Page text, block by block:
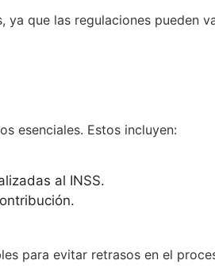
que las regulaciones pueden
esenciales. Estos incluyen:
al INSS.
para evitar retrasos en el